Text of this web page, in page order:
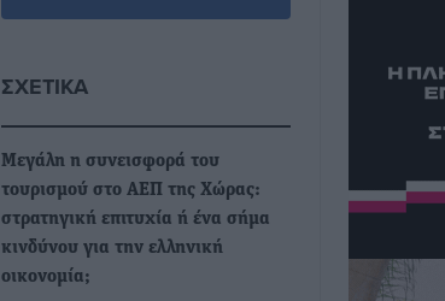
ΣΧΕΤΙΚΆ
Μεγάλη η συνεισφορά του
τουρισμού στο ΑΕΠ της Χώρας:
στρατηγική επιτυχία ή ένα σήμα
κινδύνου για την ελληνική
οικονομία;